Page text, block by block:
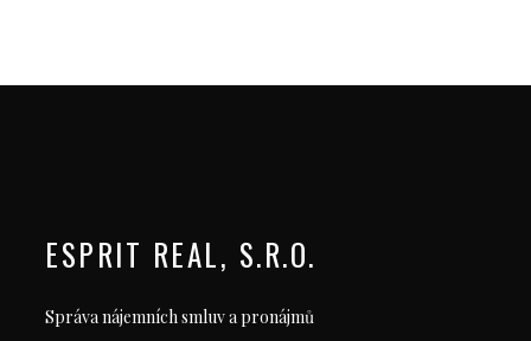
ESPRIT REAL, S.R.O.
Správa nájemních smluv a pronájmů